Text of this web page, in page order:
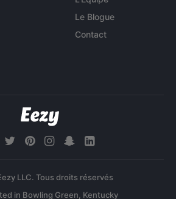
Le Blogue
Contact
LLC. Tous droits réservés